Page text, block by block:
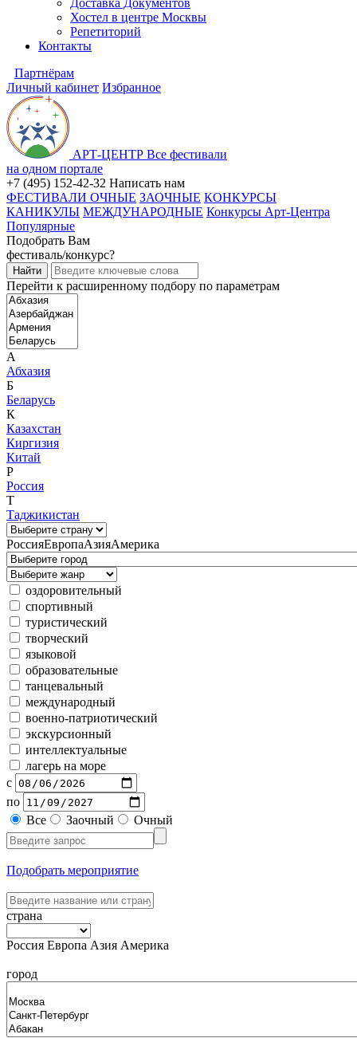
Доставка Документов
Хостел в центре Москвы
Репетиторий
Контакты
Партнёрам
Личный кабинет Избранное
АРТ-ЦЕНТР Все фестивали
на одном портале
+7 (495) 152-42-32 Написать нам
ФЕСТИВАЛИ ОЧНЫЕ ЗАОЧНЫЕ КОНКУРСЫ
КАНИКУЛЫ МЕЖДУНАРОДНЫЕ Конкурсы Арт-Центра
Популярные
Подобрать Вам
фестиваль/конкурс?
Перейти к расширенному подбору по параметрам
А
Абхазия
Б
Беларусь
К
Казахстан
Киргизия
Китай
Р
Россия
Т
Таджикистан
РоссияЕвропаАзияАмерика
оздоровительный
спортивный
туристический
творческий
языковой
образовательные
танцевальный
международный
военно-патриотический
экскурсионный
интеллектуальные
лагерь на море
с
по
Все
Заочный Очный
Подобрать мероприятие
страна
Россия Европа Азия Америка
город